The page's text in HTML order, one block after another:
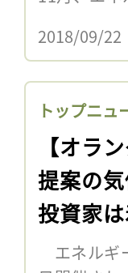
2018/09/22
トップニュ
【オラ
提案の
投資家
エネルギ